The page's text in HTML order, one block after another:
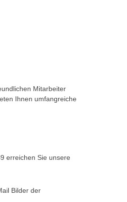
Mitarbeiter
Ihnen umfangreiche
erreichen Sie unsere
Bilder der